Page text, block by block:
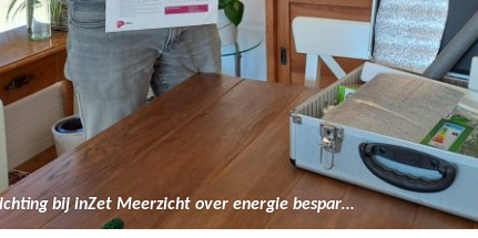
Voorlichting bij inZet Meerzicht over energie besparen